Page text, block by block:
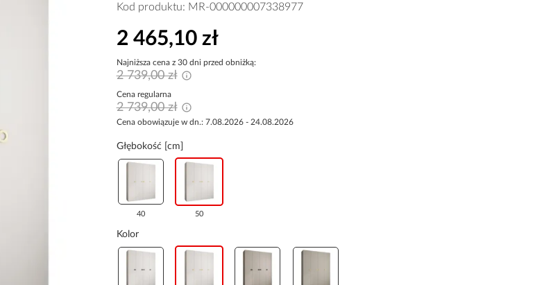
Kod produktu: MR-000000007338977
2 465,10 zł
Najniższa cena z 30 dni przed obniżką:
2 739,00 zł
Cena regularna
2 739,00 zł
Cena obowiązuje w dn.: 7.08.2026 - 24.08.2026
Głębokość [cm]
40 50
Kolor